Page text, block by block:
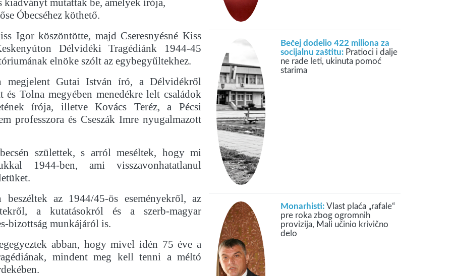
Óbecséhez köthető.
Igor köszöntötte, majd Cseresnyésné Kiss
Délvidéki Tragédiánk 1944-45
elnöke szólt az egybegyűltekhez.
megjelent Gutai István író, a Délvidékről
és Tolna megyében menedékre lelt családok
írója, illetve Kovács Teréz, a Pécsi
professzora és Cseszák Imre nyugalmazott
születtek, s arról meséltek, hogy mi
1944-ben, ami visszavonhatatlanul
beszéltek az 1944/45-ös eseményekről, az
a kutatásokról és a szerb-magyar
bizottság munkájáról is.
abban, hogy mivel idén 75 éve a
mindent meg kell tenni a méltó
Bečej dodelio 422 miliona za
socijalnu zaštitu: Pratioci i dalje
ne rade leti, ukinuta pomoć
starima
Monarhisti: Vlast plaća „rafale“
pre roka zbog ogromnih
provizija, Mali učinio krivično
delo